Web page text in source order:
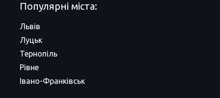
Популярні міста:
Львів
Луцьк
Тернопіль
Рівне
Івано-Франківськ